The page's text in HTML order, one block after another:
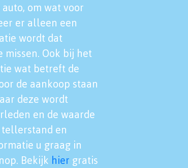
om wat voor
er alleen een
wordt dat
Ook bij het
wat betreft de
de aankoop staan
deze wordt
en de waarde
en
u graag in
Bekijk hier gratis